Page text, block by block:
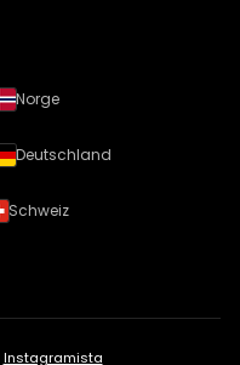
Norge
Deutschland
Schweiz
Instagramista